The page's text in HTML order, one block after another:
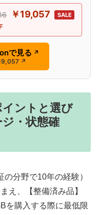
￥19,057 SALE
で見る ↗
↗
ントと選び
・状態確
分野で10年の経験）
え、【整備済み品】
を購入する際に最低限